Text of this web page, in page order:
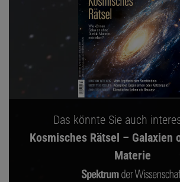
Das könnte Sie auch
Kosmisches Rätsel – Galaxien
Materie